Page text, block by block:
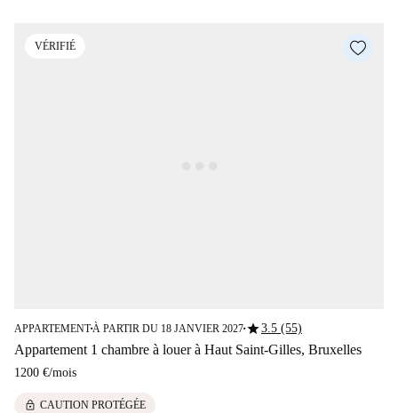
VÉRIFIÉ
APPARTEMENT■À PARTIR DU 18 JANVIER 2027■star3.5 (55)
Appartement 1 chambre à louer à Haut Saint-Gilles, Bruxelles
1200 €/mois
lock CAUTION PROTÉGÉE